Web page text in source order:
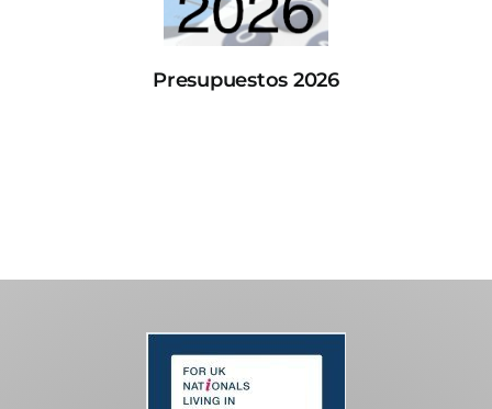
Presupuestos 2026